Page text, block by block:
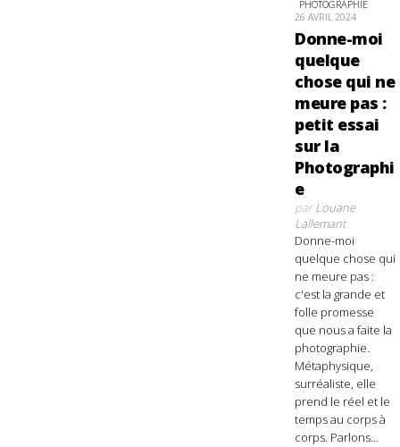
PHOTOGRAPHIE
26 AVRIL 2024
Donne-moi
quelque
chose qui ne
meure pas :
petit essai
sur la
Photographi
e
parLouane
Lallemant
Donne-moi
quelque chose qui
ne meure pas :
c'est la grande et
folle promesse
que nous a faite la
photographie.
Métaphysique,
surréaliste, elle
prend le réel et le
temps au corps à
corps. Parlons...